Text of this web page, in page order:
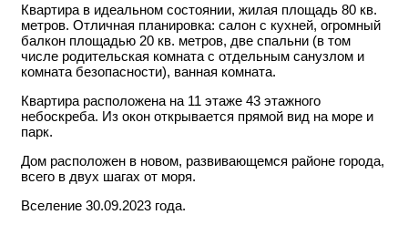
Квартира в идеальном состоянии, жилая площадь 80 кв.
метров. Отличная планировка: салон с кухней, огромный
балкон площадью 20 кв. метров, две спальни (в том
числе родительская комната с отдельным санузлом и
комната безопасности), ванная комната.
Квартира расположена на 11 этаже 43 этажного
небоскреба. Из окон открывается прямой вид на море и
парк.
Дом расположен в новом, развивающемся районе города,
всего в двух шагах от моря.
Вселение 30.09.2023 года.